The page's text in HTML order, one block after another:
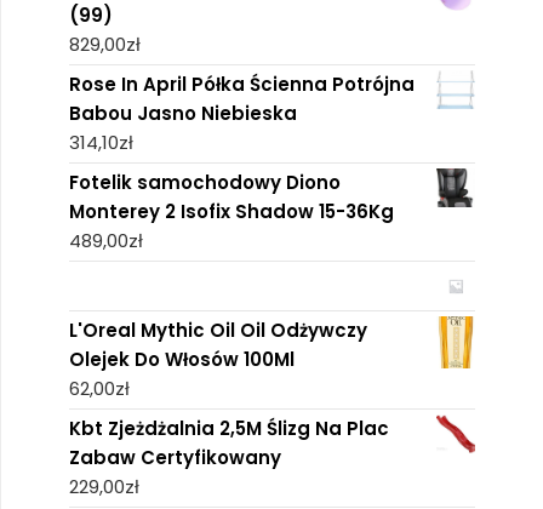
(99)
829,00zł
Rose In April Półka Ścienna Potrójna
Babou Jasno Niebieska
314,10zł
Fotelik samochodowy Diono
Monterey 2 Isofix Shadow 15-36Kg
489,00zł
L'Oreal Mythic Oil Oil Odżywczy
Olejek Do Włosów 100Ml
62,00zł
Kbt Zjeżdżalnia 2,5M Ślizg Na Plac
Zabaw Certyfikowany
229,00zł